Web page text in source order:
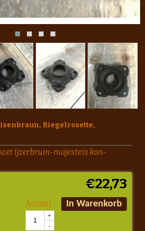
Riegelrosette,
ijzerbruin-majesteis kon-
€22,73
Anzahl
+
-
In Warenkorb